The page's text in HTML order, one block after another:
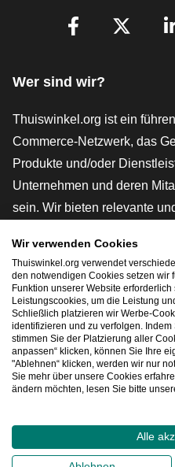
Wer sind wir?
Thuiswinkel.org ist ein
Commerce-Netzwerk, das
Produkte und/oder
Unternehmen und deren
sein. Wir bieten relevante
rechtlichen Instrumenten und
Interessenvertretung,
eine eigene
Academy.
Schnelles Navigieren
2026©
Wir verwenden Cookies
Thuiswinkel.org verwendet
den notwendigen Cookies setzen wir
Funktion unserer Website
Leistungscookies, um die Leistung
Schließlich platzieren wir Werbe-
identifizieren und zu verfolgen.
stimmen Sie der Platzierung aller
anpassen“ klicken, können Sie Ihre
"Ablehnen“ klicken, werden wir nur
Sie mehr über unsere Cookies
ändern möchten, lesen Sie bitte
Alle